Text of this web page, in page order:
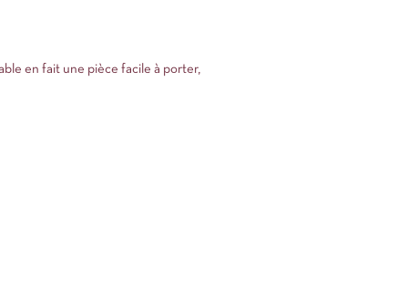
en fait une pièce facile à porter,